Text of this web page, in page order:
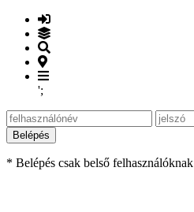
';
Belépés
* Belépés csak belső felhasználóknak